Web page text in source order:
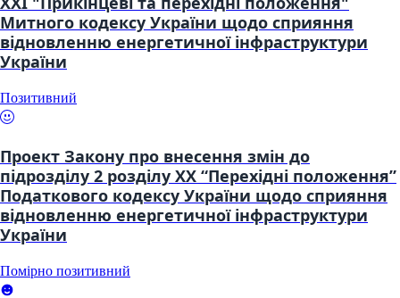
Митного кодексу України щодо сприяння
відновленню енергетичної інфраструктури
України
Позитивний
Проект Закону про внесення змін до
підрозділу 2 розділу XX “Перехідні положення”
Податкового кодексу України щодо сприяння
відновленню енергетичної інфраструктури
України
Помірно позитивний